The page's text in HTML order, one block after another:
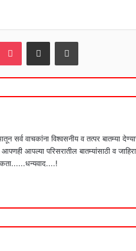
Pocket Share via Email Print
सर्व वाचकांना विश्वसनीय व तत्पर बातम्या
आपल्या परिसरातील बातम्यांसाठी व